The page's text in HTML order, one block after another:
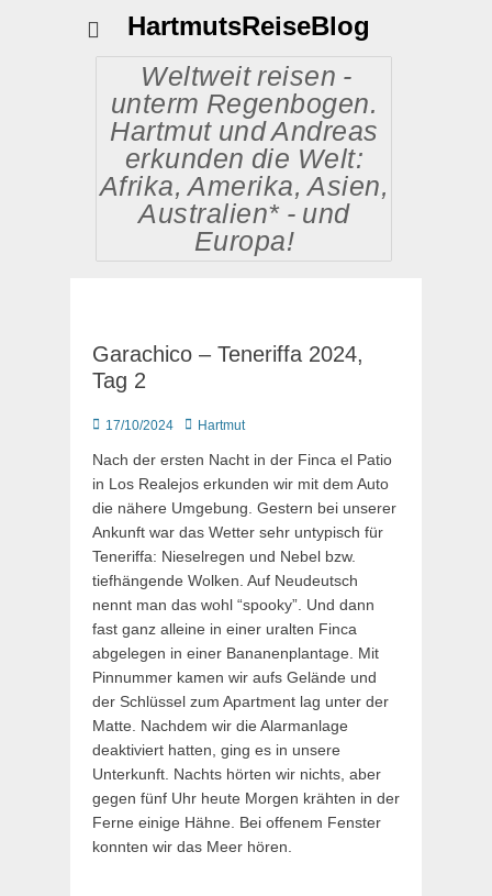
HartmutsReiseBlog
Weltweit reisen -
unterm Regenbogen.
Hartmut und Andreas
erkunden die Welt:
Afrika, Amerika, Asien,
Australien* - und
Europa!
Garachico – Teneriffa 2024,
Tag 2
Posted
17/10/2024 AutorHartmut
Nach der ersten Nacht in der Finca el Patio
in Los Realejos erkunden wir mit dem Auto
die nähere Umgebung. Gestern bei unserer
Ankunft war das Wetter sehr untypisch für
Teneriffa: Nieselregen und Nebel bzw.
tiefhängende Wolken. Auf Neudeutsch
nennt man das wohl “spooky”. Und dann
fast ganz alleine in einer uralten Finca
abgelegen in einer Bananenplantage. Mit
Pinnummer kamen wir aufs Gelände und
der Schlüssel zum Apartment lag unter der
Matte. Nachdem wir die Alarmanlage
deaktiviert hatten, ging es in unsere
Unterkunft. Nachts hörten wir nichts, aber
gegen fünf Uhr heute Morgen krähten in der
Ferne einige Hähne. Bei offenem Fenster
konnten wir das Meer hören.